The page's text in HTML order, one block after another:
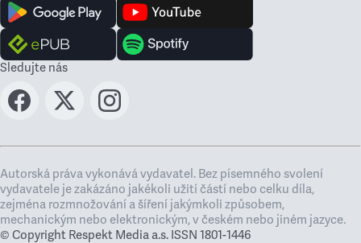
Sledujte nás
Autorská práva vykonává vydavatel. Bez písemného svolení
vydavatele je zakázáno jakékoli užití částí nebo celku díla,
zejména rozmnožování a šíření jakýmkoli způsobem,
mechanickým nebo elektronickým, v českém nebo jiném jazyce.
© Copyright Respekt Media a.s. ISSN 1801-1446